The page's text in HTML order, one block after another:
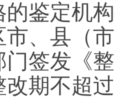
的鉴定机
市、县（
门签发《
改期不超